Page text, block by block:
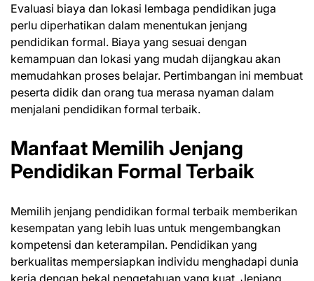
Evaluasi biaya dan lokasi lembaga pendidikan juga
perlu diperhatikan dalam menentukan jenjang
pendidikan formal. Biaya yang sesuai dengan
kemampuan dan lokasi yang mudah dijangkau akan
memudahkan proses belajar. Pertimbangan ini membuat
peserta didik dan orang tua merasa nyaman dalam
menjalani pendidikan formal terbaik.
Manfaat Memilih Jenjang
Pendidikan Formal Terbaik
Memilih jenjang pendidikan formal terbaik memberikan
kesempatan yang lebih luas untuk mengembangkan
kompetensi dan keterampilan. Pendidikan yang
berkualitas mempersiapkan individu menghadapi dunia
kerja dengan bekal pengetahuan yang kuat. Jenjang